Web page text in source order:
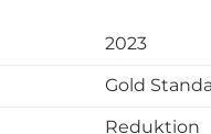
2023
Gold
Reduktion